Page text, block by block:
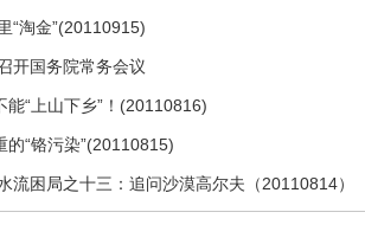
“淘金”(20110915)
开国务院常务会议
能“上山下乡”！(20110816)
的“铬污染”(20110815)
流困局之十三：追问沙漠高尔夫（20110814）